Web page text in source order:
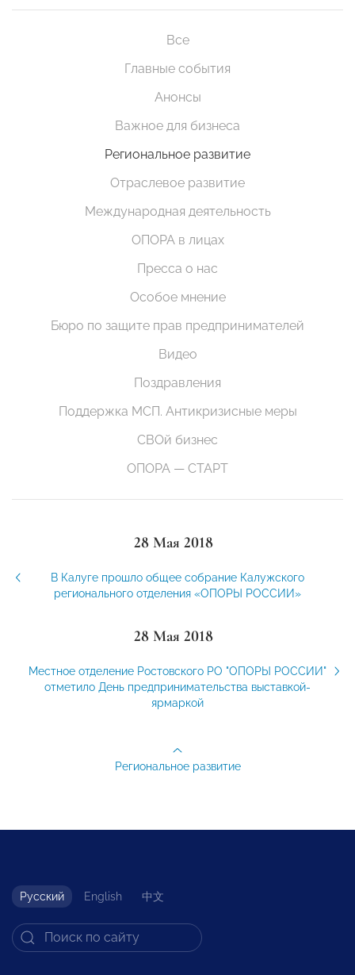
Все
Главные события
Анонсы
Важное для бизнеса
Региональное развитие
Отраслевое развитие
Международная деятельность
ОПОРА в лицах
Пресса о нас
Особое мнение
Бюро по защите прав предпринимателей
Видео
Поздравления
Поддержка МСП. Антикризисные меры
СВОй бизнес
ОПОРА — СТАРТ
28 Мая 2018
В Калуге прошло общее собрание Калужского
регионального отделения «ОПОРЫ РОССИИ»
28 Мая 2018
Местное отделение Ростовского РО "ОПОРЫ РОССИИ"
отметило День предпринимательства выставкой-
ярмаркой
Региональное развитие
Русский English 中文